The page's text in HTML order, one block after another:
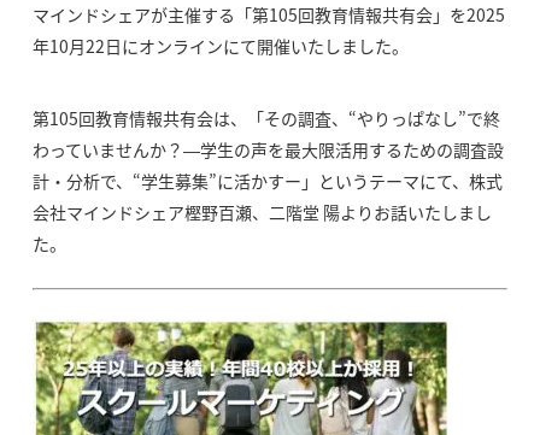
マインドシェアが主催する「第105回教育情報共有会」を2025
年10月22日にオンラインにて開催いたしました。
第105回教育情報共有会は、「その調査、“やりっぱなし”で終
わっていませんか？―学生の声を最大限活用するための調査設
計・分析で、“学生募集”に活かすー」というテーマにて、株式
会社マインドシェア樫野百瀬、二階堂 陽よりお話いたしまし
た。